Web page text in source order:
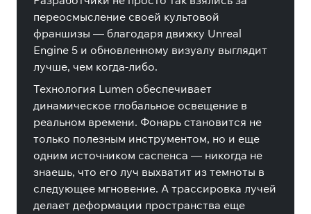
переосмысление своей культовой
франшизы — благодаря движку Unreal
Engine 5 и обновленному визуалу выглядит
лучше, чем когда-либо.
Технология Lumen обеспечивает
динамическое глобальное освещение в
реальном времени. Фонарь становится не
только полезным инструментом, но и еще
одним источником саспенса — никогда не
знаешь, что его луч выхватит из темноты в
следующее мгновение. А трассировка лучей
делает деформации пространства еще